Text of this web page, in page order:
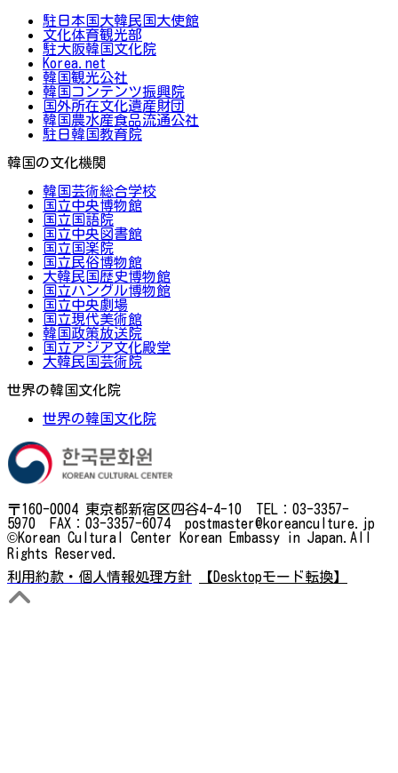
駐日本国大韓民国大使館
文化体育観光部
駐大阪韓国文化院
Korea.net
韓国観光公社
韓国コンテンツ振興院
国外所在文化遺産財団
韓国農水産食品流通公社
駐日韓国教育院
韓国の文化機関
韓国芸術総合学校
国立中央博物館
国立国語院
国立中央図書館
国立国楽院
国立民俗博物館
大韓民国歴史博物館
国立ハングル博物館
国立中央劇場
国立現代美術館
韓国政策放送院
国立アジア文化殿堂
大韓民国芸術院
世界の韓国文化院
世界の韓国文化院
〒160-0004 東京都新宿区四谷4-4-10 TEL：03-3357-
5970 FAX：03-3357-6074 postmaster@koreanculture.jp
©Korean Cultural Center Korean Embassy in Japan.All
Rights Reserved.
利用約款・個人情報処理方針
【Desktopモード転換】